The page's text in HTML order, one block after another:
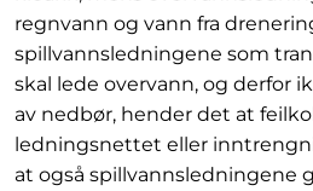
regnvann og vann fra
spillvannsledningene som
skal lede overvann, og derfor
av nedbør, hender det at
ledningsnettet eller
at også spillvannsledningene